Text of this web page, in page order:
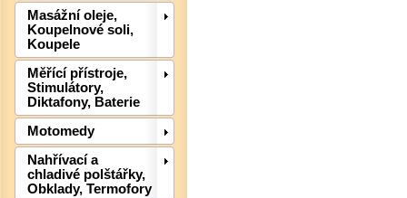
Masážní oleje,
Koupelnové soli,
Koupele
Měřící přístroje,
Stimulátory,
Diktafony, Baterie
Motomedy
Nahřívací a
chladivé polštářky,
Obklady, Termofory